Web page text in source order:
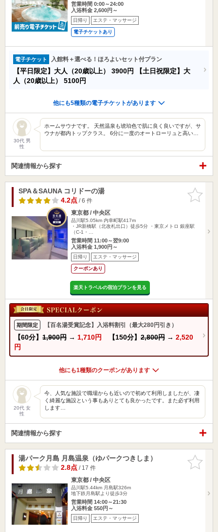
営業時間 0:00～24:00
入浴料金 2,600円～
日帰り エステ・マッサージ
電子チケットあり
電子チケット 入館料＋選べる！ほろよいセット付プラン
【平日限定】大人（20歳以上） 3900円
【土日祝限定】大
人（20歳以上） 5100円
他にも5種類の電子チケットがあります
30代 男
性
ホームサウナです。 天然温泉も琥珀色で肌に良く良いですが、サ
ウナが都内トップクラス。 6分に一度のオートローリュと高い…
関連情報から探す
お気に入
りに追加
SPA＆SAUNA コリドーの湯
4.2点/ 6 件
東京都 / 中央区
品川駅5.05km 内幸町駅417m
・JR新橋駅（北改札出口）徒歩5分 ・東京メトロ 銀座駅
（C-1・…
営業時間 11:00～翌9:00
入浴料金 1,900円～
日帰り エステ・マッサージ
クーポンあり
楽天トラベルの宿泊プランを見る
期間限定 【百名湯受賞記念】入浴料割引（最大280円引き）
【60分】 1,900円 → 1,710円 【150分】 2,800円 → 2,520
円
他にも1種類のクーポンがあります
20代 女
性
今、人気な施設で職場からも近いので初めて利用しましたが、凄
く綺麗な施設という事もありとても良かったです。また必ず利用
します…
関連情報から探す
お気に入
りに追加
湯パーク月島 月島温泉（ゆパークつきしま）
2.8点/ 17 件
東京都 / 中央区
品川駅5.44km 月島駅326m
地下鉄月島駅より徒歩3分
営業時間 14:00～21:30
入浴料金 550円～
日帰り エステ・マッサージ